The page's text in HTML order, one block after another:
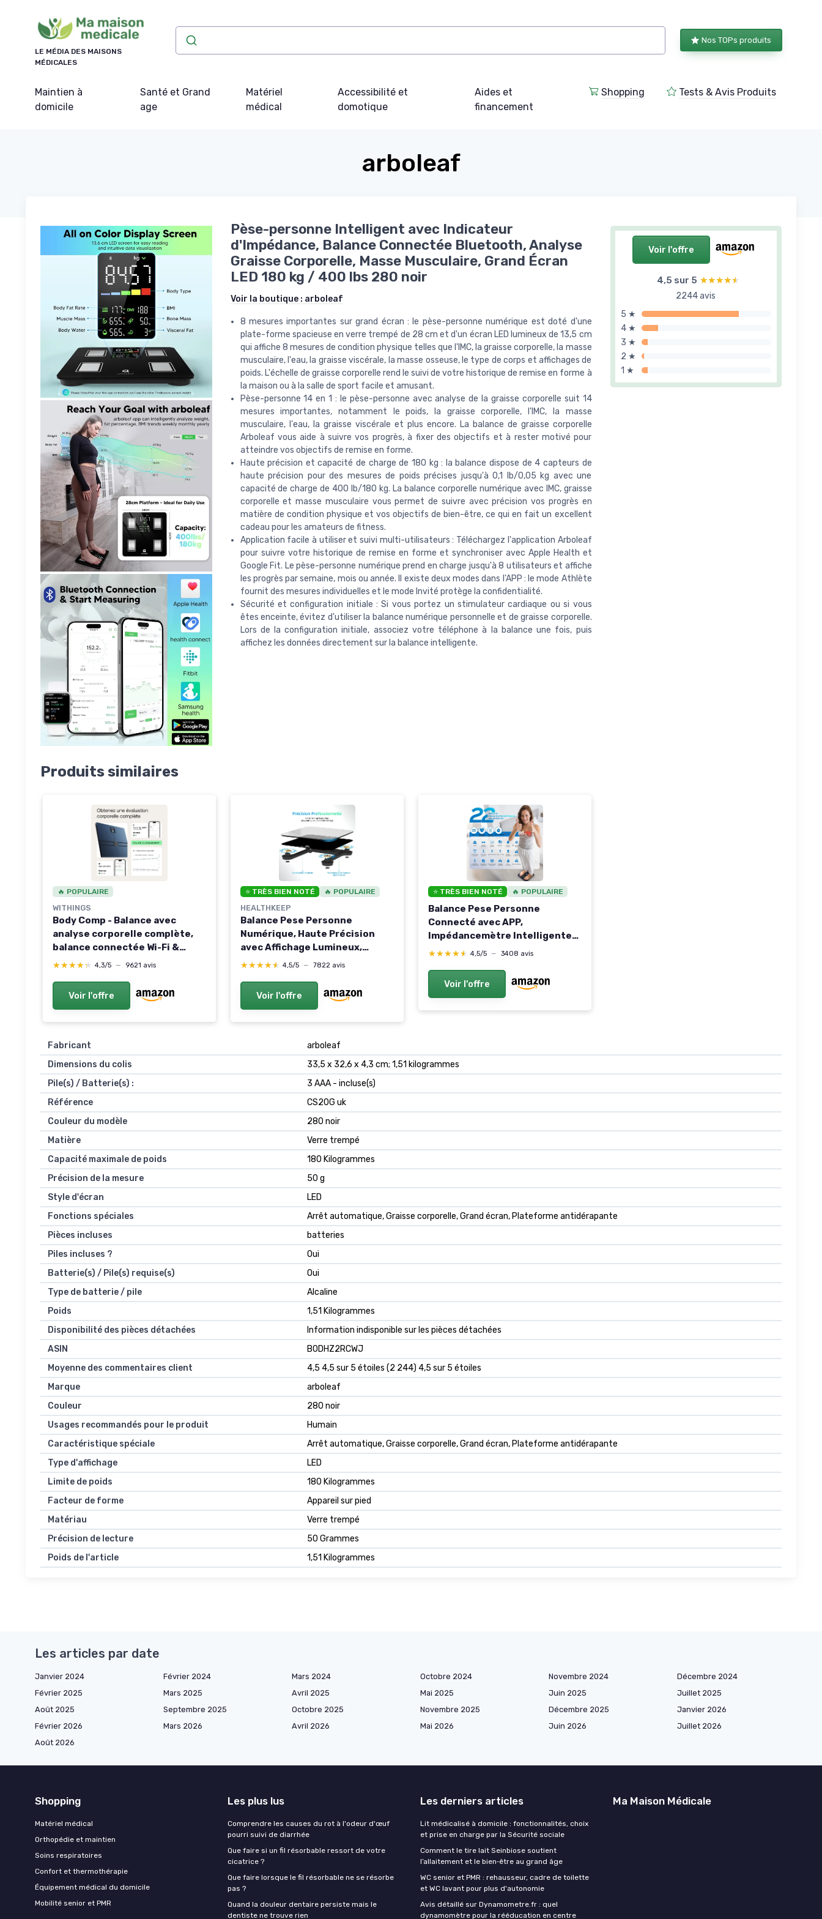
LE MÉDIA DES MAISONS
MÉDICALES
Nos TOPs produits
Maintien à
domicile
Santé et Grand
age
Matériel
médical
Accessibilité et
domotique
Aides et
financement
Shopping Tests & Avis Produits
arboleaf
Voir l'offre
4,5 sur 5 ★★★★★
★★★★★
2244 avis
5 ★
4 ★
3 ★
2 ★
1 ★
Pèse-personne Intelligent avec Indicateur
d'Impédance, Balance Connectée Bluetooth, Analyse
Graisse Corporelle, Masse Musculaire, Grand Écran
LED 180 kg / 400 lbs 280 noir
Voir la boutique : arboleaf
8 mesures importantes sur grand écran : le pèse-personne numérique est doté d'une
plate-forme spacieuse en verre trempé de 28 cm et d'un écran LED lumineux de 13,5 cm
qui affiche 8 mesures de condition physique telles que l'IMC, la graisse corporelle, la masse
musculaire, l'eau, la graisse viscérale, la masse osseuse, le type de corps et affichages de
poids. L'échelle de graisse corporelle rend le suivi de votre historique de remise en forme à
la maison ou à la salle de sport facile et amusant.
Pèse-personne 14 en 1 : le pèse-personne avec analyse de la graisse corporelle suit 14
mesures importantes, notamment le poids, la graisse corporelle, l'IMC, la masse
musculaire, l'eau, la graisse viscérale et plus encore. La balance de graisse corporelle
Arboleaf vous aide à suivre vos progrès, à fixer des objectifs et à rester motivé pour
atteindre vos objectifs de remise en forme.
Haute précision et capacité de charge de 180 kg : la balance dispose de 4 capteurs de
haute précision pour des mesures de poids précises jusqu'à 0,1 lb/0,05 kg avec une
capacité de charge de 400 lb/180 kg. La balance corporelle numérique avec IMC, graisse
corporelle et masse musculaire vous permet de suivre avec précision vos progrès en
matière de condition physique et vos objectifs de bien-être, ce qui en fait un excellent
cadeau pour les amateurs de fitness.
Application facile à utiliser et suivi multi-utilisateurs : Téléchargez l'application Arboleaf
pour suivre votre historique de remise en forme et synchroniser avec Apple Health et
Google Fit. Le pèse-personne numérique prend en charge jusqu'à 8 utilisateurs et affiche
les progrès par semaine, mois ou année. Il existe deux modes dans l'APP : le mode Athlète
fournit des mesures individuelles et le mode Invité protège la confidentialité.
Sécurité et configuration initiale : Si vous portez un stimulateur cardiaque ou si vous
êtes enceinte, évitez d'utiliser la balance numérique personnelle et de graisse corporelle.
Lors de la configuration initiale, associez votre téléphone à la balance une fois, puis
affichez les données directement sur la balance intelligente.
Produits similaires
🔥 POPULAIRE
WITHINGS
Body Comp - Balance avec
analyse corporelle complète,
balance connectée Wi-Fi &
Bluetooth avec écran couleur,
de la graisse viscérale, du cœur,
Noir 1.0 unité Noir Body Comp
★★★★★
★★★★★ 4,3/5 — 9621 avis
Voir l'offre
⭐ TRÈS BIEN NOTÉ 🔥 POPULAIRE
HEALTHKEEP
Balance Pese Personne
Numérique, Haute Précision
avec Affichage Lumineux,
Technologie Step-On 5mm
à 180kg/ 400lb Noir
★★★★★
★★★★★ 4,5/5 — 7822 avis
Voir l'offre
⭐ TRÈS BIEN NOTÉ 🔥 POPULAIRE
Balance Pese Personne
Connecté avec APP,
Impédancemètre Intelligente
22 Données Corporelles,
écran, Analyse Masse
Graisseuse et Musculaire, IMC,
★★★★★
★★★★★ 4,5/5 — 3408 avis
Voir l'offre
Fabricant
‎arboleaf
Dimensions du colis
‎33,5 x 32,6 x 4,3 cm; 1,51 kilogrammes
Pile(s) / Batterie(s) :
‎3 AAA - incluse(s)
Référence
‎CS20G uk
Couleur du modèle
‎280 noir
Matière
‎Verre trempé
Capacité maximale de poids
‎180 Kilogrammes
Précision de la mesure
‎50 g
Style d'écran
‎LED
Fonctions spéciales
‎Arrêt automatique, Graisse corporelle, Grand écran, Plateforme antidérapante
Pièces incluses
‎batteries
Piles incluses ?
‎Oui
Batterie(s) / Pile(s) requise(s)
‎Oui
Type de batterie / pile
‎Alcaline
Poids
‎1,51 Kilogrammes
Disponibilité des pièces détachées
‎Information indisponible sur les pièces détachées
ASIN
B0DHZ2RCWJ
Moyenne des commentaires client
4,5 4,5 sur 5 étoiles (2 244) 4,5 sur 5 étoiles
Marque
arboleaf
Couleur
280 noir
Usages recommandés pour le produit
Humain
Caractéristique spéciale
Arrêt automatique, Graisse corporelle, Grand écran, Plateforme antidérapante
Type d'affichage
LED
Limite de poids
180 Kilogrammes
Facteur de forme
Appareil sur pied
Matériau
Verre trempé
Précision de lecture
50 Grammes
Poids de l'article
1,51 Kilogrammes
Les articles par date
Janvier 2024 Février 2024 Mars 2024 Octobre 2024 Novembre 2024
Décembre 2024
Février 2025
Mars 2025 Avril 2025 Mai 2025 Juin 2025
Juillet 2025
Août 2025
Septembre 2025 Octobre 2025 Novembre 2025 Décembre 2025
Janvier 2026
Février 2026
Mars 2026 Avril 2026 Mai 2026 Juin 2026
Juillet 2026
Août 2026
Shopping
Matériel médical
Orthopédie et maintien
Soins respiratoires
Confort et thermothérapie
Équipement médical du domicile
Mobilité senior et PMR
Les plus lus
Comprendre les causes du rot à l'odeur d'œuf
pourri suivi de diarrhée
Que faire si un fil résorbable ressort de votre
cicatrice ?
Que faire lorsque le fil résorbable ne se résorbe
pas ?
Quand la douleur dentaire persiste mais le
dentiste ne trouve rien
Les derniers articles
Lit médicalisé à domicile : fonctionnalités, choix
et prise en charge par la Sécurité sociale
Comment le tire lait Seinbiose soutient
l’allaitement et le bien‑être au grand âge
WC senior et PMR : rehausseur, cadre de toilette
et WC lavant pour plus d'autonomie
Avis détaillé sur Dynamometre.fr : quel
dynamomètre pour la rééducation en centre
Ma Maison Médicale